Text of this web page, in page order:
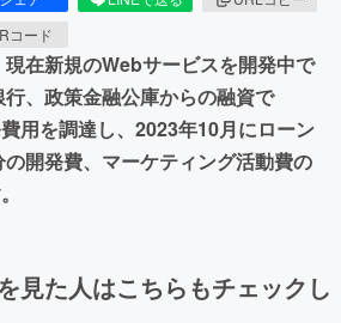
コード
在新規のWebサービスを開発中で
、政策金融公庫からの融資で
用を調達し、2023年10月にローン
開発費、マーケティング活動費の
見た人はこちらもチェックし